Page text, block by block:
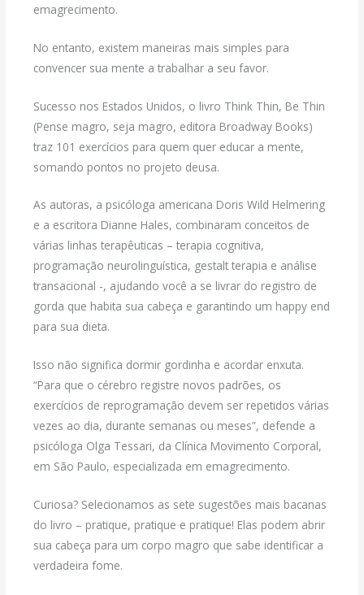
emagrecimento.
No entanto, existem maneiras mais simples para
convencer sua mente a trabalhar a seu favor.
Sucesso nos Estados Unidos, o livro Think Thin, Be Thin
(Pense magro, seja magro, editora Broadway Books)
traz 101 exercícios para quem quer educar a mente,
somando pontos no projeto deusa.
As autoras, a psicóloga americana Doris Wild Helmering
e a escritora Dianne Hales, combinaram conceitos de
várias linhas terapêuticas – terapia cognitiva,
programação neurolinguística, gestalt terapia e análise
transacional -, ajudando você a se livrar do registro de
gorda que habita sua cabeça e garantindo um happy end
para sua dieta.
Isso não significa dormir gordinha e acordar enxuta.
“Para que o cérebro registre novos padrões, os
exercícios de reprogramação devem ser repetidos várias
vezes ao dia, durante semanas ou meses”, defende a
psicóloga Olga Tessari, da Clínica Movimento Corporal,
em São Paulo, especializada em emagrecimento.
Curiosa? Selecionamos as sete sugestões mais bacanas
do livro – pratique, pratique e pratique! Elas podem abrir
sua cabeça para um corpo magro que sabe identificar a
verdadeira fome.